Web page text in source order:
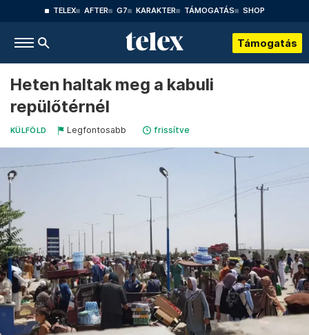
TELEX AFTER G7 KARAKTER TÁMOGATÁS SHOP
Támogatás
Heten haltak meg a kabuli
repülőtérnél
KÜLFÖLD Legfontosabb frissítve